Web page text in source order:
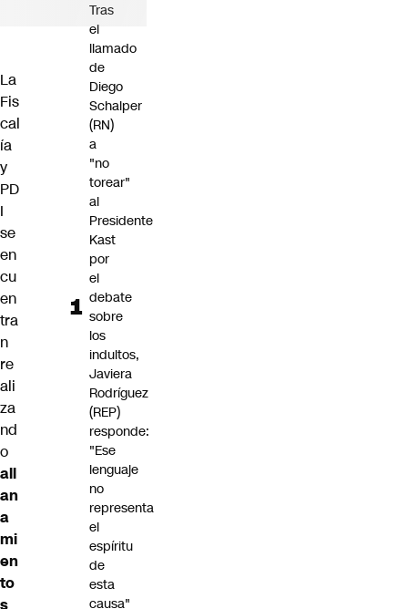
La
Fis
cal
ía
y
PD
I
se
en
cu
en
tra
n
re
ali
za
nd
o
all
an
a
mi
en
to
s
Tras
el
llamado
de
Diego
Schalper
(RN)
a
"no
torear"
al
Presidente
Kast
por
el
debate
sobre
los
indultos,
Javiera
Rodríguez
(REP)
responde:
"Ese
lenguaje
no
representa
el
espíritu
de
esta
causa"